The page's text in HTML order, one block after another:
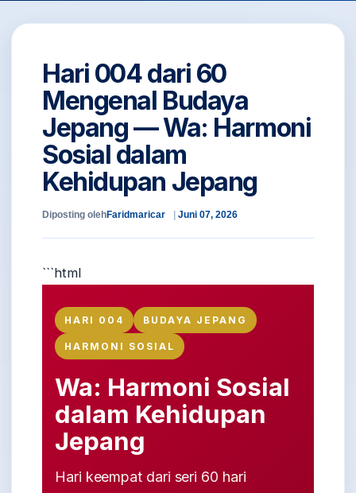
Hari 004 dari 60
Mengenal Budaya
Jepang — Wa: Harmoni
Sosial dalam
Kehidupan Jepang
Diposting olehFaridmaricar Juni 07, 2026
```html
HARI 004 BUDAYA JEPANG
HARMONI SOSIAL
Wa: Harmoni Sosial
dalam Kehidupan
Jepang
Hari keempat dari seri 60 hari